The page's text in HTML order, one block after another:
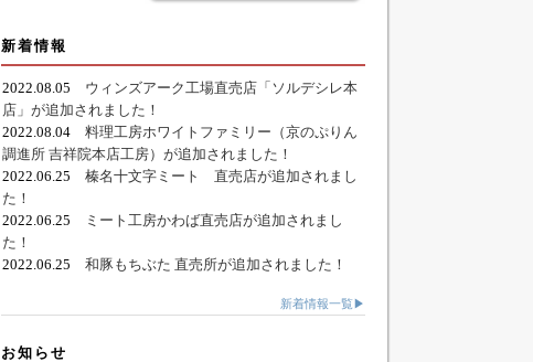
新着情報
2022.08.05 ウィンズアーク工場直売店「ソルデシレ本
店」が追加されました！
2022.08.04 料理工房ホワイトファミリー（京のぷりん
調進所 吉祥院本店工房）が追加されました！
2022.06.25 榛名十文字ミート 直売店が追加されまし
た！
2022.06.25
ミート工房かわば直売店が追加されまし
た！
2022.06.25 和豚もちぶた 直売所が追加されました！
新着情報一覧▶
お知らせ